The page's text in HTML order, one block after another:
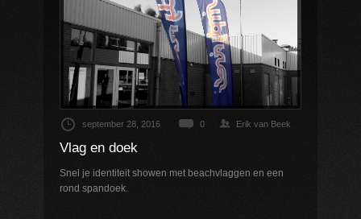
september 28, 2016 0 Erik van Beek
Vlag en doek
Snel je identiteit showen met beachvlaggen en een
rond spandoek.